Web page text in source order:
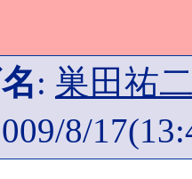
: 巣田祐
8/